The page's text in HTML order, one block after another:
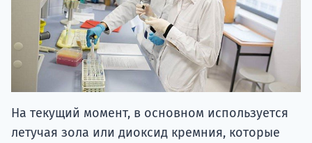
На текущий момент, в основном используется
летучая зола или диоксид кремния, которые